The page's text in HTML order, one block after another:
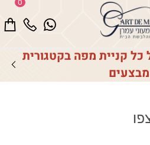
קניית מפה בקטגורית
0